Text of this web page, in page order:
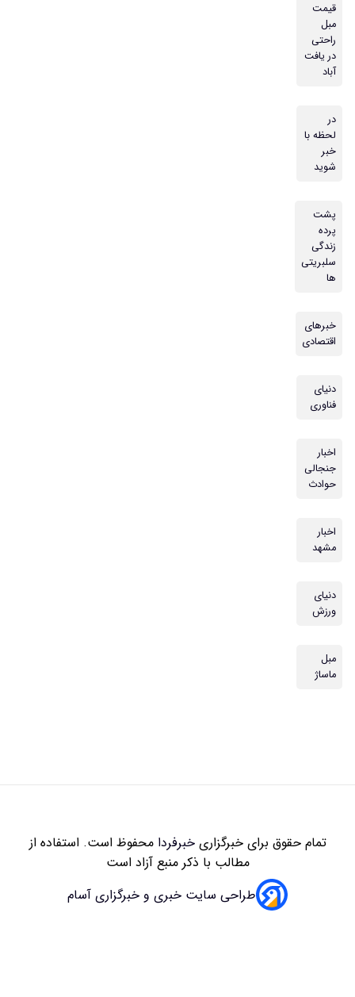
قیمت
مبل
راحتی
در یافت
آباد
در
لحظه با
خبر
شوید
پشت
پرده
زندگی
سلبریتی
ها
خبرهای
اقتصادی
دنیای
فناوری
اخبار
جنجالی
حوادث
اخبار
مشهد
دنیای
ورزش
مبل
ماساژ
تمام حقوق برای خبرگزاریخبرفردامحفوظ است. استفاده از
مطالب با ذکر منبع آزاد است
طراحی سایت خبری و خبرگزاری آسام